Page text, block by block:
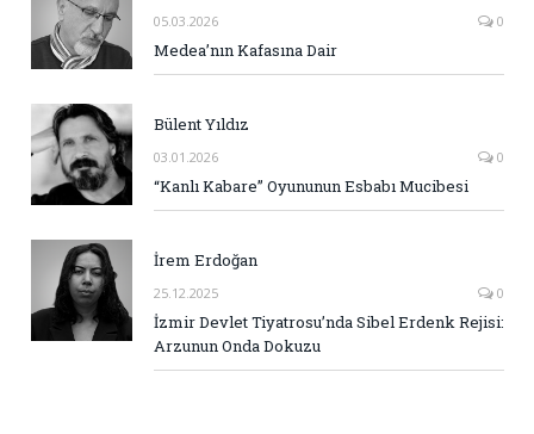
05.03.2026 0
Medea’nın Kafasına Dair
Bülent Yıldız
03.01.2026 0
“Kanlı Kabare” Oyununun Esbabı Mucibesi
İrem Erdoğan
25.12.2025 0
İzmir Devlet Tiyatrosu’nda Sibel Erdenk Rejisi:
Arzunun Onda Dokuzu